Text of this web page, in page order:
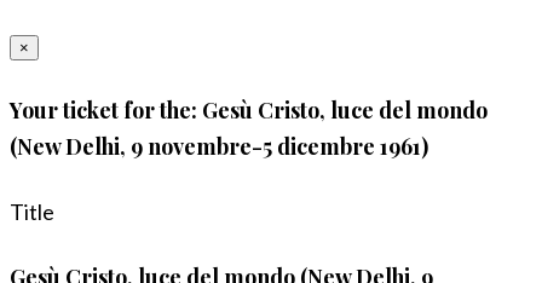
×
Your ticket for the: Gesù Cristo, luce del mondo
(New Delhi, 9 novembre-5 dicembre 1961)
Title
Gesù Cristo, luce del mondo (New Delhi, 9